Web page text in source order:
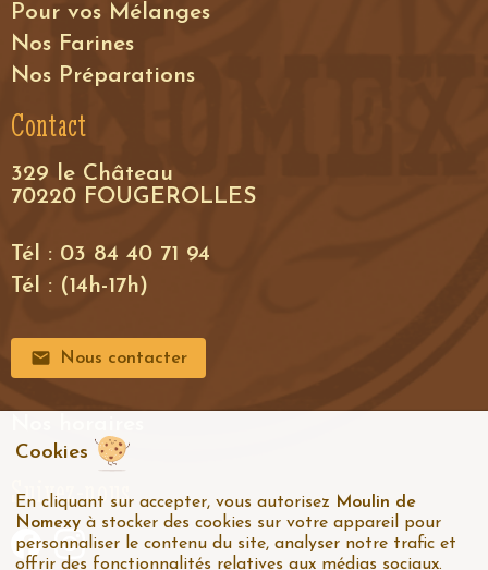
Pour vos Mélanges
Nos Farines
Nos Préparations
Contact
329 le Château
70220 FOUGEROLLES
Tél : 03 84 40 71 94
Tél : (14h-17h)
Nous contacter
Suivez-nous
Cookies
En cliquant sur accepter, vous autorisez Moulin de
Nomexy à stocker des cookies sur votre appareil pour
personnaliser le contenu du site, analyser notre trafic et
offrir des fonctionnalités relatives aux médias sociaux.